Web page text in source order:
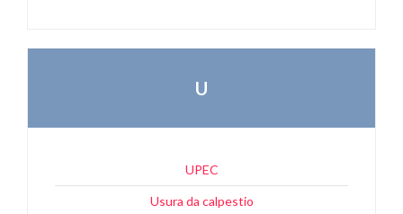
U
UPEC
Usura da calpestio